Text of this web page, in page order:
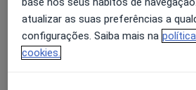
Sem informação sobre
Este especialista ainda não
atualizar as suas preferências a
configurações. Saiba mais na
cookies.